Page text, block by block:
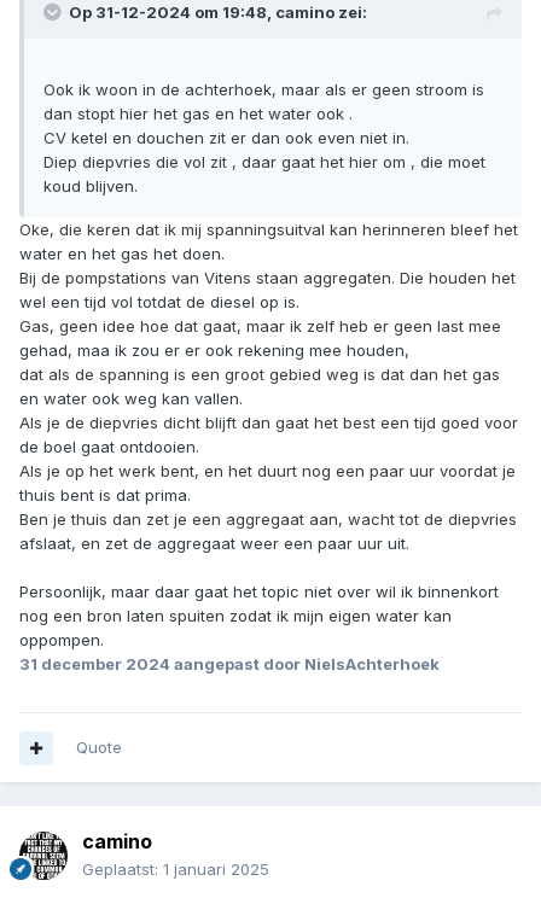
Op 31-12-2024 om 19:48, camino zei:
Ook ik woon in de achterhoek, maar als er geen stroom is
dan stopt hier het gas en het water ook .
CV ketel en douchen zit er dan ook even niet in.
Diep diepvries die vol zit , daar gaat het hier om , die moet
koud blijven.
Oke, die keren dat ik mij spanningsuitval kan herinneren bleef het
water en het gas het doen.
Bij de pompstations van Vitens staan aggregaten. Die houden het
wel een tijd vol totdat de diesel op is.
Gas, geen idee hoe dat gaat, maar ik zelf heb er geen last mee
gehad, maa ik zou er er ook rekening mee houden,
dat als de spanning is een groot gebied weg is dat dan het gas
en water ook weg kan vallen.
Als je de diepvries dicht blijft dan gaat het best een tijd goed voor
de boel gaat ontdooien.
Als je op het werk bent, en het duurt nog een paar uur voordat je
thuis bent is dat prima.
Ben je thuis dan zet je een aggregaat aan, wacht tot de diepvries
afslaat, en zet de aggregaat weer een paar uur uit.
Persoonlijk, maar daar gaat het topic niet over wil ik binnenkort
nog een bron laten spuiten zodat ik mijn eigen water kan
oppompen.
31 december 2024 aangepast door NielsAchterhoek
Quote
camino
Geplaatst: 1 januari 2025